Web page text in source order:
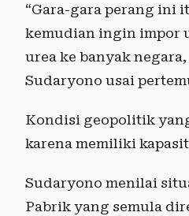
“Gara-gara perang ini
kemudian ingin impor
urea ke banyak
Sudaryono usai
Kondisi geopolitik
karena memiliki
Sudaryono menilai
Pabrik yang semula